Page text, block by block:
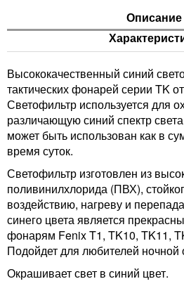
Описание
Высококачественный синий
тактических фонарей серии TK
Светофильтр используется для
различающую синий спектр
может быть использован как в
время суток.
Светофильтр изготовлен из
поливинилхлорида (ПВХ),
воздействию, нагреву и
синего цвета является
фонарям Fenix T1, TK10, TK11,
Подойдет для любителей ночной
Окрашивает свет в синий цвет.